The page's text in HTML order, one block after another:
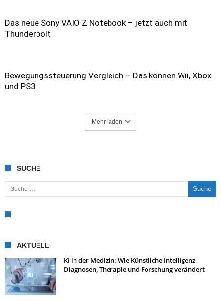
Das neue Sony VAIO Z Notebook – jetzt auch mit
Thunderbolt
Bewegungssteuerung Vergleich – Das können Wii, Xbox
und PS3
Mehr laden
SUCHE
Suche nach:
AKTUELL
KI in der Medizin: Wie Künstliche Intelligenz
Diagnosen, Therapie und Forschung verändert